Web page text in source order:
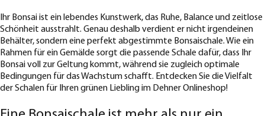
Ihr Bonsai ist ein lebendes Kunstwerk, das Ruhe, Balance und zeitlose
Schönheit ausstrahlt. Genau deshalb verdient er nicht irgendeinen
Behälter, sondern eine perfekt abgestimmte Bonsaischale. Wie ein
Rahmen für ein Gemälde sorgt die passende Schale dafür, dass Ihr
Bonsai voll zur Geltung kommt, während sie zugleich optimale
Bedingungen für das Wachstum schafft. Entdecken Sie die Vielfalt
der Schalen für Ihren grünen Liebling im Dehner Onlineshop!